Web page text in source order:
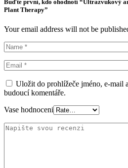
Buďte první, kdo ohodnotí “Ultrazvukový
Plant Therapy”
Your email address will not be
Uložit do prohlížeče jméno, e-mail
budoucí komentáře.
Vase hodnoceni